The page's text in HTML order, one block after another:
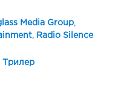
Media Group,
, Radio Silence
Трилер